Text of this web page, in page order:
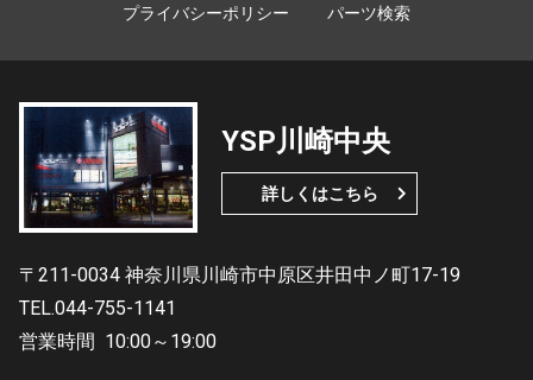
プライバシーポリシー パーツ検索
YSP川崎中央
詳しくはこちら
〒211-0034 神奈川県川崎市中原区井田中ノ町17-19
TEL.044-755-1141
営業時間 10:00～19:00